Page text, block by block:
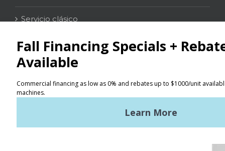
Servicio clásico
Contacto
Localizador